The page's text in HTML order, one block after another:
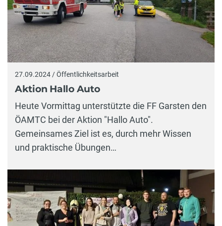
27.09.2024 / Öffentlichkeitsarbeit
Aktion Hallo Auto
Heute Vormittag unterstützte die FF Garsten den
ÖAMTC bei der Aktion "Hallo Auto".
Gemeinsames Ziel ist es, durch mehr Wissen
und praktische Übungen…